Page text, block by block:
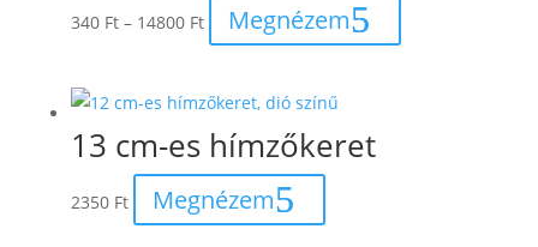
340 Ft – 14800 Ft Ártartomány:
340 Ft
14800 Ft
Megnézem
13 cm-es hímzőkeret
2350 Ft Megnézem